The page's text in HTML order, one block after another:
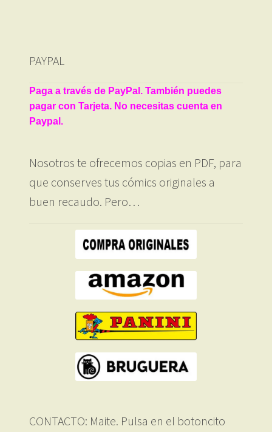
PAYPAL
Paga a través de PayPal. También puedes
pagar con Tarjeta. No necesitas cuenta en
Paypal.
Nosotros te ofrecemos copias en PDF, para
que conserves tus cómics originales a
buen recaudo. Pero…
CONTACTO: Maite. Pulsa en el botoncito